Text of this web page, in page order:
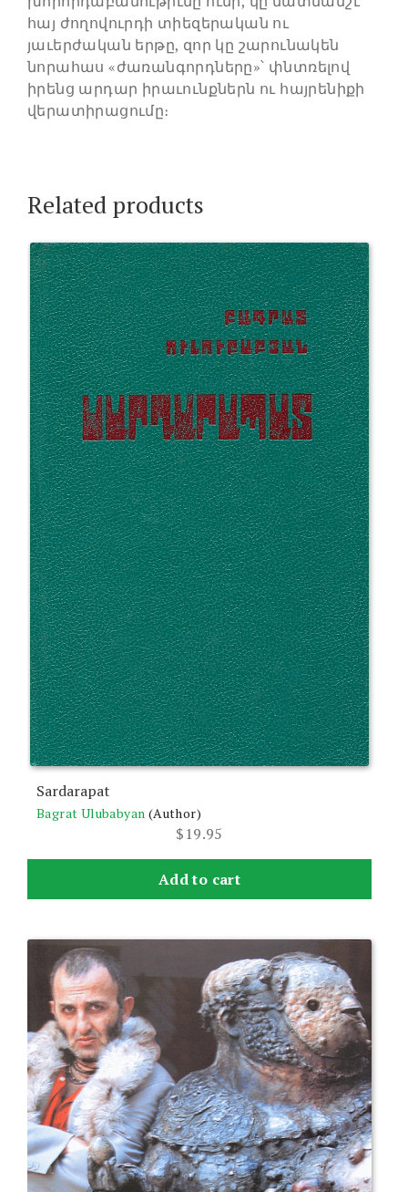
հայ ժողովուրդի տիեզերական ու
յաւերժական երթը, զոր կը շարունակեն
նորահաս «ժառանգորդները»՝ փնտռելով
իրենց արդար իրաւունքներն ու հայրենիքի
վերատիրացումը։
Related products
Sardarapat
Bagrat Ulubabyan (Author)
$19.95
Add to cart